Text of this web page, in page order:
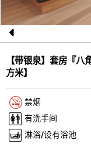
Pr
e
o
u
s
【带银泉】套房『
方米】
禁烟
有洗手间
淋浴/设有浴池